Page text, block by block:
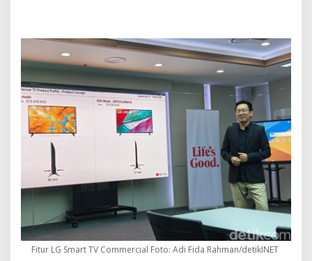
Fitur LG Smart TV Commercial Foto: Adi Fida Rahman/detikINET